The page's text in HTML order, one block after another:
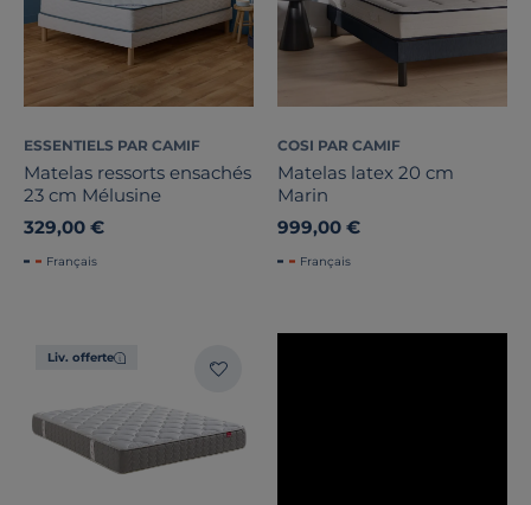
ESSENTIELS PAR CAMIF
Matelas ressorts ensachés
23 cm Mélusine
329,00 €
Français
COSI PAR CAMIF
Matelas latex 20 cm
Marin
999,00 €
Français
Liv. offerte
Confort d'accueil
Soutien
Nature du garnissage
Promotion